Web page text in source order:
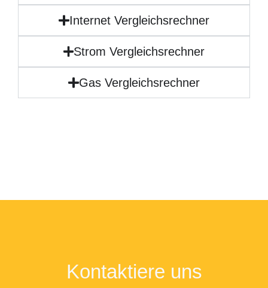
Internet Vergleichsrechner
Strom Vergleichsrechner
Gas Vergleichsrechner
Kontaktiere uns